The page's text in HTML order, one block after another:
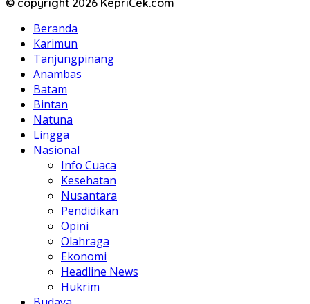
Beranda
Karimun
Tanjungpinang
Anambas
Batam
Bintan
Natuna
Lingga
Nasional
Info Cuaca
Kesehatan
Nusantara
Pendidikan
Opini
Olahraga
Ekonomi
Headline News
Hukrim